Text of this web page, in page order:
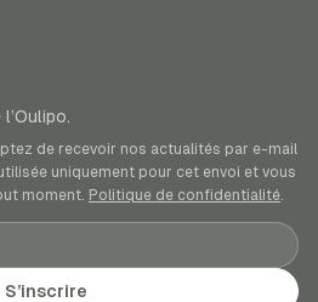
de recevoir nos actualités par e-mail
uniquement pour cet envoi et vous
moment. Politique de confidentialité.
S’inscrire